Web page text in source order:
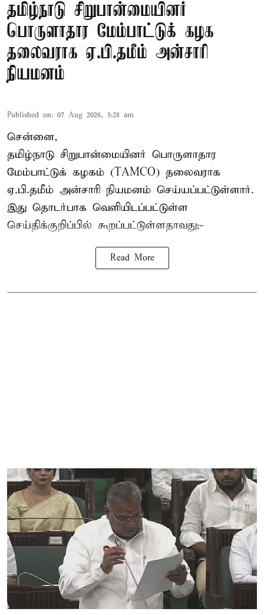
தமிழ்நாடு சிறுபான்மையினர்
பொருளாதார மேம்பாட்டுக் கழக
தலைவராக ஏ.பி.தமீம் அன்சாரி
நியமனம்
Published on: 07 Aug 2026, 5:28 am
சென்னை,
தமிழ்நாடு சிறுபான்மையினர் பொருளாதார
மேம்பாட்டுக் கழகம் (TAMCO) தலைவராக
ஏ.பி.தமீம் அன்சாரி நியமனம் செய்யப்பட்டுள்ளார்.
இது தொடர்பாக வெளியிடப்பட்டுள்ள
செய்திக்குறிப்பில் கூறப்பட்டுள்ளதாவது;-
Read More